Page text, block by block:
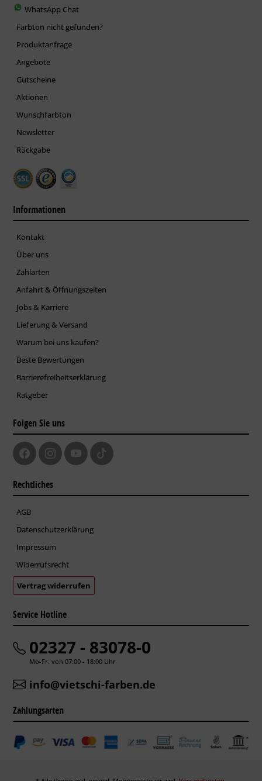
WhatsApp Chat
Farbton nicht gefunden?
Produktanfrage
Angebote
Gutscheine
Aktionen
Wunschfarbton
Newsletter
Rückgabe
Informationen
Kontakt
Über uns
Zahlarten
Anfahrt & Öffnungszeiten
Jobs & Karriere
Lieferung & Versand
Warum bei uns kaufen?
Beste Bewertungen
Barrierefreiheitserklärung
Ratgeber
Folgen Sie uns
Rechtliches
AGB
Datenschutzerklärung
Impressum
Widerrufsrecht
Vertrag widerrufen
Service Hotline
02327 - 83078-0
Mo-Fr. von 07:00 - 18:00 Uhr
info@vietschi-farben.de
Zahlungsarten